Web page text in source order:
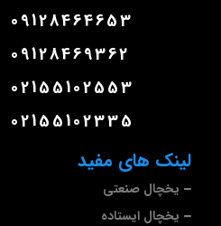
لینک های مفید
یخچال صنعتی
یخچال ایستاده
09128464653
09128469362
02155102553
02155102335